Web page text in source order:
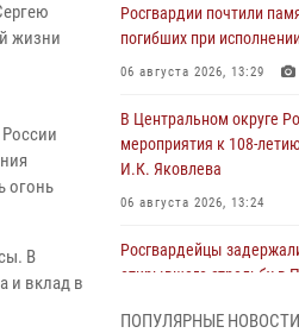
жизни
огонь
В
и вклад в
Росгвардии почтили
погибших при
06 августа 2026, 13:29
В Центральном округе
мероприятия к
И.К. Яковлева
06 августа 2026, 13:24
Росгвардейцы
открывшего стрельбу в
ПОПУЛЯРНЫЕ НОВОСТИ